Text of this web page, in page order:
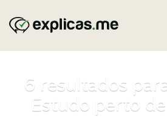
6 resultados
Estudo perto